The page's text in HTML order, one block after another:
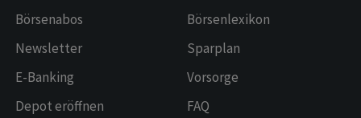
Börsenabos
Newsletter
E-Banking
Depot eröffnen
Börsenlexikon
Sparplan
Vorsorge
FAQ